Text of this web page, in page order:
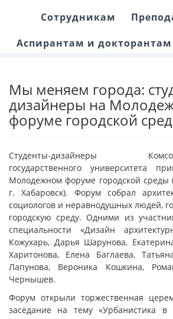
Сотрудникам
Аспирантам и докторантам
Мы меняем города:
дизайнеры на
форуме городской
Студенты-дизайнеры
государственного университета
Молодежном форуме городской среды
г. Хабаровск). Форум собрал
социологов и неравнодушных людей,
городскую среду. Одними из
специальности «Дизайн
Кожухарь, Дарья Шарунова,
Харитонова, Елена Баглаева,
Лапунова, Вероника Кошкина,
Чернышев.
Форум открыли торжественная
заседание на тему «Урбанистика